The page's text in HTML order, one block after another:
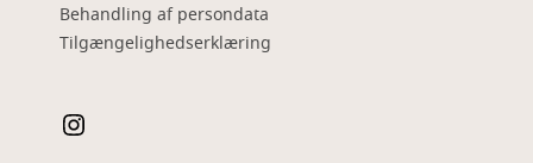
Behandling af persondata
Tilgængelighedserklæring